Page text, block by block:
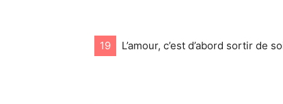
19 L’amour, c’est d’abord sortir de